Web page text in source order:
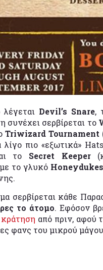
Devil’s Snare,
συνέχει σερβίρεται το
Triwizard Tournament
λίγο πιο «εξωτικά»
το Secret Keeper
το γλυκό Honeydukes
σερβίρεται κάθε
το άτομο. Εφόσον
από πριν, αφού
φανς του μικρού